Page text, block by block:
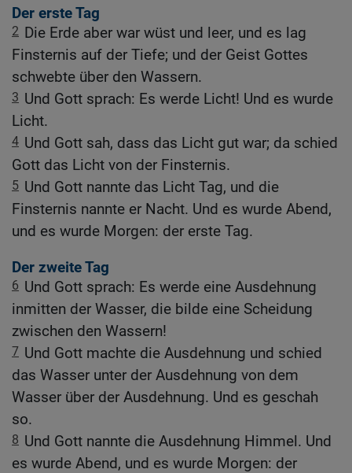
Der erste Tag
2 Die Erde aber war wüst und leer, und es lag
Finsternis auf der Tiefe; und der Geist Gottes
schwebte über den Wassern.
3 Und Gott sprach: Es werde Licht! Und es wurde
Licht.
4 Und Gott sah, dass das Licht gut war; da schied
Gott das Licht von der Finsternis.
5 Und Gott nannte das Licht Tag, und die
Finsternis nannte er Nacht. Und es wurde Abend,
und es wurde Morgen: der erste Tag.
Der zweite Tag
6 Und Gott sprach: Es werde eine Ausdehnung
inmitten der Wasser, die bilde eine Scheidung
zwischen den Wassern!
7 Und Gott machte die Ausdehnung und schied
das Wasser unter der Ausdehnung von dem
Wasser über der Ausdehnung. Und es geschah
so.
8 Und Gott nannte die Ausdehnung Himmel. Und
es wurde Abend, und es wurde Morgen: der